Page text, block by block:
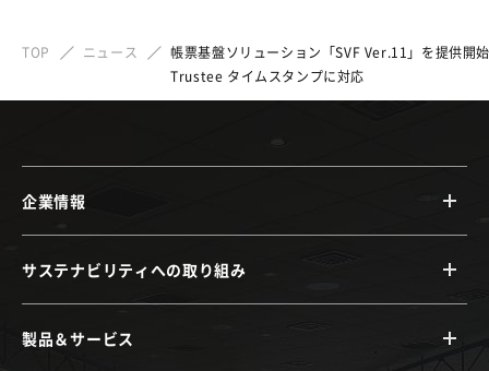
TOP ニュース
帳票基盤ソリューション「SVF Ver.11」を提供開
Trustee タイムスタンプに対応
企業情報
サステナビリティへの取り組み
製品＆サービス